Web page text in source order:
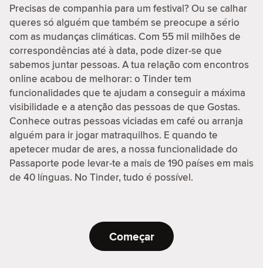
Precisas de companhia para um festival? Ou se calhar
queres só alguém que também se preocupe a sério
com as mudanças climáticas. Com 55 mil milhões de
correspondências até à data, pode dizer-se que
sabemos juntar pessoas. A tua relação com encontros
online acabou de melhorar: o Tinder tem
funcionalidades que te ajudam a conseguir a máxima
visibilidade e a atenção das pessoas de que Gostas.
Conhece outras pessoas viciadas em café ou arranja
alguém para ir jogar matraquilhos. E quando te
apetecer mudar de ares, a nossa funcionalidade do
Passaporte pode levar-te a mais de 190 países em mais
de 40 línguas. No Tinder, tudo é possível.
Começar